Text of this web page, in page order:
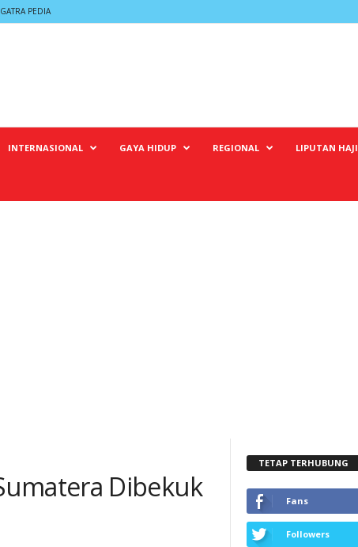
GATRA PEDIA
INTERNASIONAL GAYA HIDUP REGIONAL LIPUTAN HAJI
Dibekuk
TETAP TERHUBUNG
Fans
Followers